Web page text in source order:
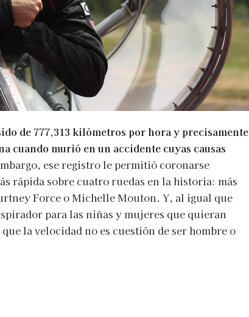
de 777,313 kilómetros por hora y precisamente
cuando murió en un accidente cuyas causas
ese registro le permitió coronarse
rápida sobre cuatro ruedas en la historia: más
Force o Michelle Mouton. Y, al igual que
para las niñas y mujeres que quieran
la velocidad no es cuestión de ser hombre o